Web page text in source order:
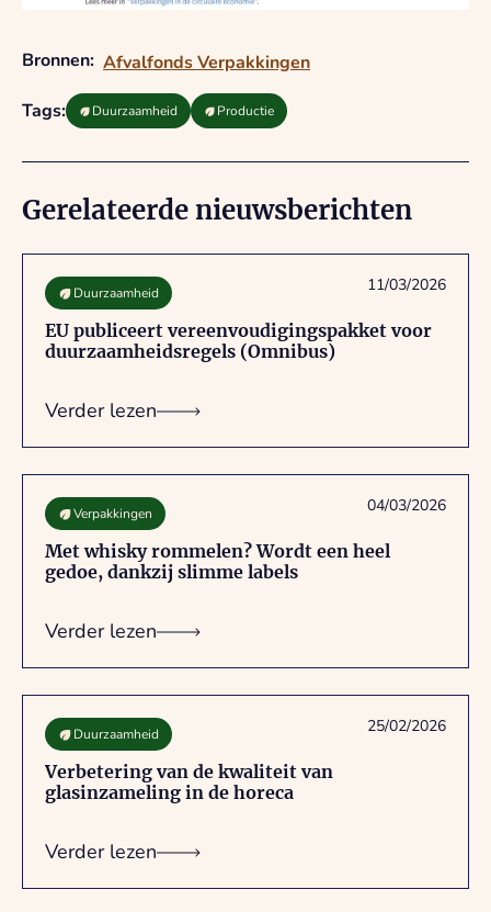
Bronnen: Afvalfonds Verpakkingen
Tags:
Duurzaamheid Productie
Gerelateerde nieuwsberichten
Duurzaamheid
EU publiceert vereenvoudigingspakket voor
duurzaamheidsregels (Omnibus)
Verder lezen
11/03/2026
Verpakkingen
Met whisky rommelen? Wordt een heel
gedoe, dankzij slimme labels
Verder lezen
04/03/2026
Duurzaamheid
Verbetering van de kwaliteit van
glasinzameling in de horeca
Verder lezen
25/02/2026